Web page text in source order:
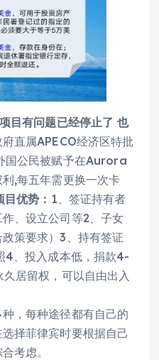
目有问题已经停止了 也
直属APECO经济区特批
国公民被赋予在Aurora
,每五年需更换一次卡
目优势： 1、签证持有者
、设立公司等2、子女
策要求）3、持有签证
4、投入成本低，捐款4-
居留权，可以自由出入
，每种途径都有自己的
择菲律宾时要根据自己
考虑。